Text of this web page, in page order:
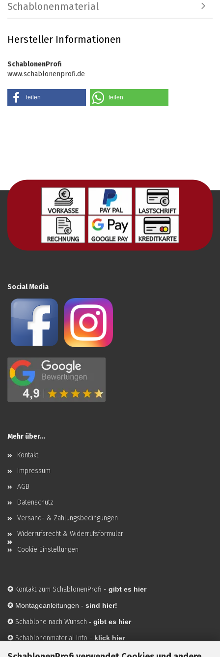
Schablonenmaterial
Hersteller Informationen
SchablonenProfi
www.schablonenprofi.de
teilen teilen
Social Media
Mehr über...
Kontakt
Impressum
AGB
Datenschutz
Versand- & Zahlungsbedingungen
Widerrufsrecht & Widerrufsformular
Cookie Einstellungen
✪ Kontakt zum SchablonenProfi - gibt es hier
✪ Montageanleitungen - sind hier!
✪ Schablone nach Wunsch - gibt es hier
✪ Schablonenmaterial Info - klick hier
✪Hersteller-hier mehr Infos